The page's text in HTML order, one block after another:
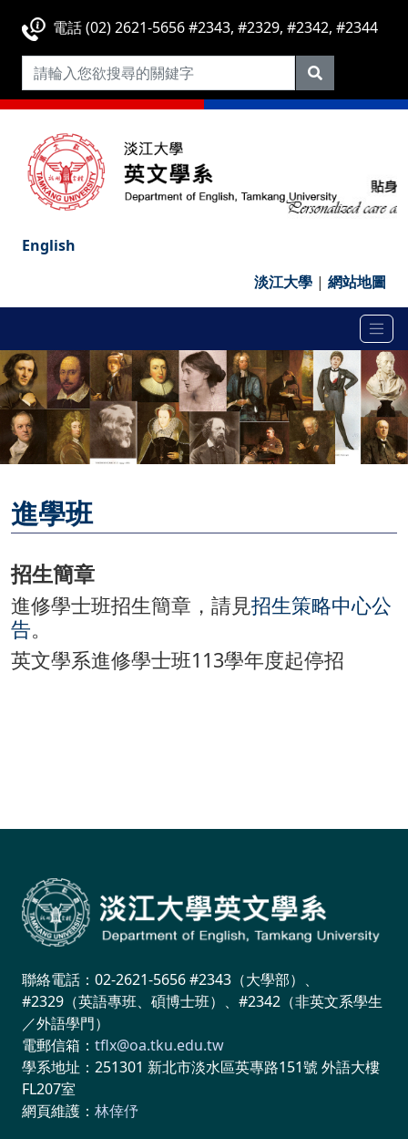
電話 (02) 2621-5656 #2343, #2329, #2342, #2344
English
淡江大學 | 網站地圖
進學班
招生簡章
進修學士班招生簡章，請見招生策略中心公
告。
英文學系進修學士班113學年度起停招
聯絡電話：02-2621-5656 #2343（大學部）、
#2329（英語專班、碩博士班）、#2342（非英文系學生
／外語學門）
電郵信箱： tflx@oa.tku.edu.tw
學系地址：251301 新北市淡水區英專路151號 外語大樓
FL207室
網頁維護： 林倖伃